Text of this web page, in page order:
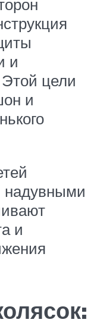
и
цели
и
и